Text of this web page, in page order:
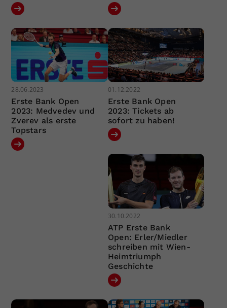
28.06.2023
Erste Bank Open
2023: Medvedev und
Zverev als erste
Topstars
01.12.2022
Erste Bank Open
2023: Tickets ab
sofort zu haben!
30.10.2022
ATP Erste Bank
Open: Erler/Miedler
schreiben mit Wien-
Heimtriumph
Geschichte